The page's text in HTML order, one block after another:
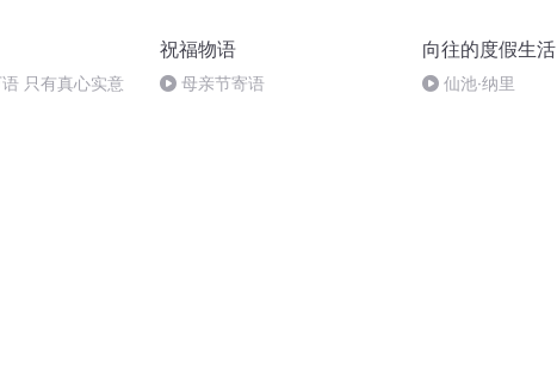
只有真心实意
祝福物语
母亲节寄语
向往的度假生活
仙池·纳里